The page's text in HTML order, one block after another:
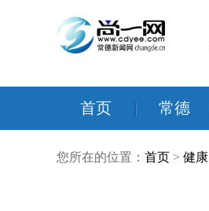
首页 | 常德
您所在的位置： 首页 > 健康